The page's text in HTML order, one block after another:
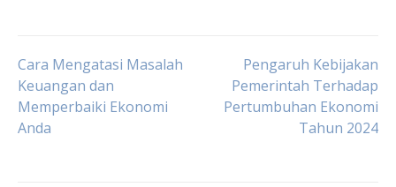
Post
navigation
Cara Mengatasi Masalah
Keuangan dan
Memperbaiki Ekonomi
Anda
Pengaruh Kebijakan
Pemerintah Terhadap
Pertumbuhan Ekonomi
Tahun 2024